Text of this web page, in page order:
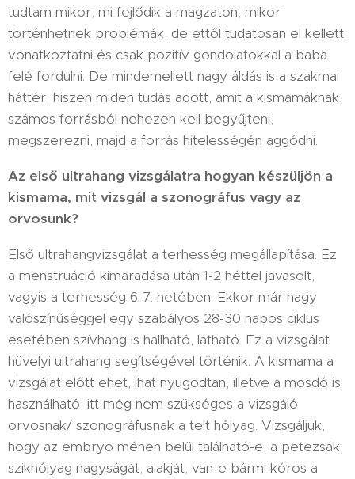
tudtam mikor, mi fejlődik a magzaton, mikor
történhetnek problémák, de ettől tudatosan el kellett
vonatkoztatni és csak pozitív gondolatokkal a baba
felé fordulni. De mindemellett nagy áldás is a szakmai
háttér, hiszen miden tudás adott, amit a kismamáknak
számos forrásból nehezen kell begyűjteni,
megszerezni, majd a forrás hitelességén aggódni.
Az első ultrahang vizsgálatra hogyan készüljön a
kismama, mit vizsgál a szonográfus vagy az
orvosunk?
Első ultrahangvizsgálat a terhesség megállapítása. Ez
a menstruáció kimaradása után 1-2 héttel javasolt,
vagyis a terhesség 6-7. hetében. Ekkor már nagy
valószínűséggel egy szabályos 28-30 napos ciklus
esetében szívhang is hallható, látható. Ez a vizsgálat
hüvelyi ultrahang segítségével történik. A kismama a
vizsgálat előtt ehet, ihat nyugodtan, illetve a mosdó is
használható, itt még nem szükséges a vizsgáló
orvosnak/ szonográfusnak a telt hólyag. Vizsgáljuk,
hogy az embryo méhen belül található-e, a petezsák,
szikhólyag nagyságát, alakját, van-e bármi kóros a